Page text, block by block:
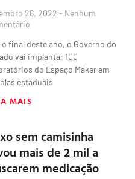
26, 2022 Nenhum
o final deste ano, o Governo do
vai implantar 100
do Espaço Maker em
estaduais
MAIS
sem camisinha
mais de 2 mil a
medicação